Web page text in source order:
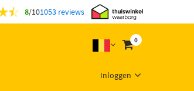
8/101053 reviews
0
Inloggen